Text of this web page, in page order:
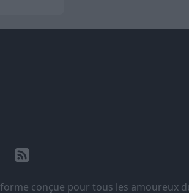
conçue pour tous les amoureux